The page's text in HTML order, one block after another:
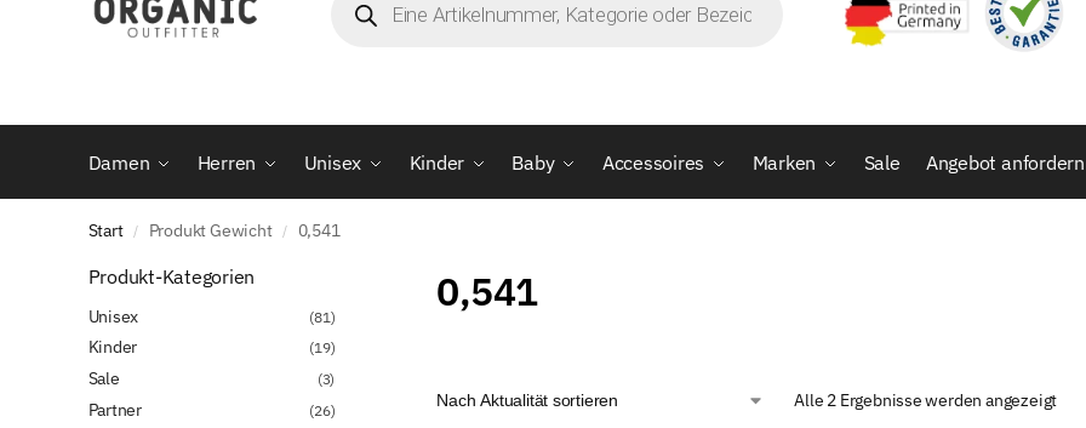
Damen Herren Unisex Kinder Baby Accessoires Marken Sale Angebot anfordern
Start / Produkt Gewicht / 0,541
0,541
Alle 2 Ergebnisse werden angezeigt
Produkt-Kategorien
Unisex (81)
Kinder (19)
Sale (3)
Partner (26)